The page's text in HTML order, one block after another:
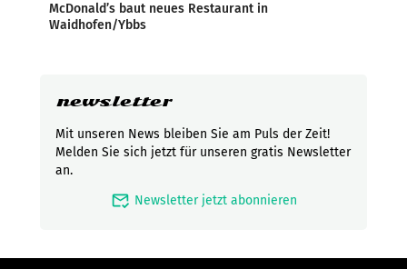
McDonald’s baut neues Restaurant in
Waidhofen/Ybbs
newsletter
Mit unseren News bleiben Sie am Puls der Zeit!
Melden Sie sich jetzt für unseren gratis Newsletter
an.
mark_email_read Newsletter jetzt abonnieren